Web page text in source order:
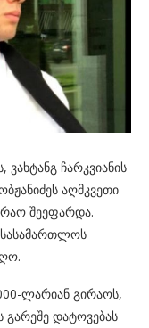
ჩარკვიანის
აღმკვეთი
შეეფარდა.
ლარიან გირაოს,
გარეშე დატოვებას